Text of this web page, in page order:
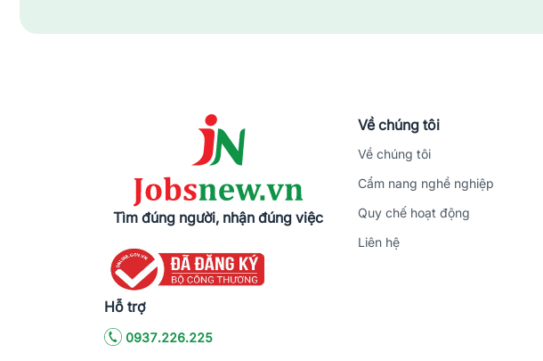
Tìm đúng người, nhận đúng việc
Hỗ trợ
0937.226.225
Về chúng tôi
Về chúng tôi
Cẩm nang nghề nghiệp
Quy chế hoạt động
Liên hệ